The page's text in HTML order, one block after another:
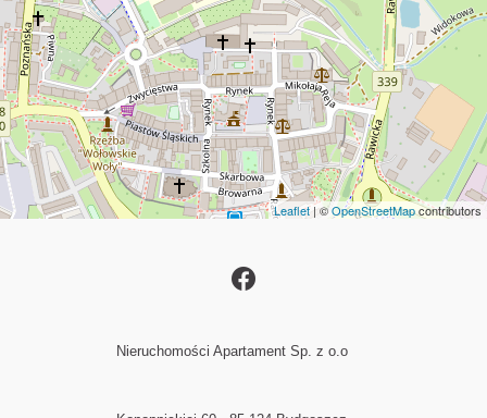
Leaflet| ©OpenStreetMapcontributors
Nieruchomości Apartament Sp. z o.o